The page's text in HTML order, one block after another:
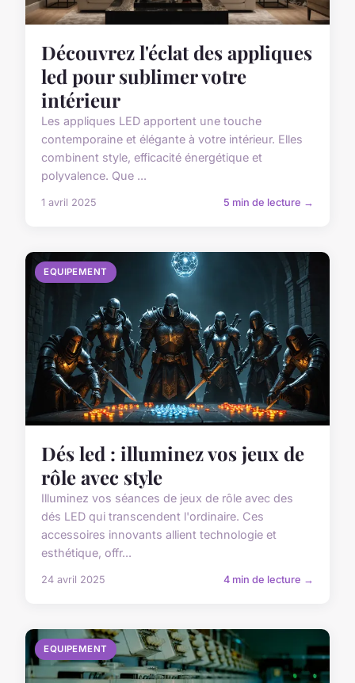
Découvrez l'éclat des appliques
led pour sublimer votre
intérieur
Les appliques LED apportent une touche
contemporaine et élégante à votre intérieur. Elles
combinent style, efficacité énergétique et
polyvalence. Que ...
1 avril 2025 5 min de lecture →
EQUIPEMENT
Dés led : illuminez vos jeux de
rôle avec style
Illuminez vos séances de jeux de rôle avec des
dés LED qui transcendent l'ordinaire. Ces
accessoires innovants allient technologie et
esthétique, offr...
24 avril 2025 4 min de lecture →
EQUIPEMENT